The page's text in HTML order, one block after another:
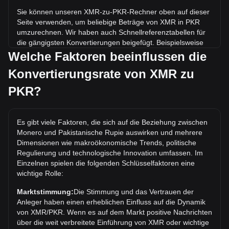
Sie können unseren XMR-zu-PKR-Rechner oben auf dieser
Seite verwenden, um beliebige Beträge von XMR in PKR
umzurechnen. Wir haben auch Schnellreferenztabellen für
die gängigsten Konvertierungen beigefügt. Beispielsweise
entsprechen 5 PKR 0.{4}4948 XMR, während 5 XMR etwa
505,294.03PKR kosten.
Was ist der höchste Kurs von XMR/PKR aller Zeiten?
Der bisherige Höchstkurs von 1 XMR in PKR liegt bei
Wie ist der Kurstrend von in PKR?
In den letzten 7 Tagen ist der Wechselkurs von Monero
(XMR) um 2.20% gestiegen. Im letzten Monat ist der
Wechselkurs von Monero (XMR) gegenüber Pakistanische
Welche Faktoren beeinflussen die
Konvertierungsrate von XMR zu
PKR?
Es gibt viele Faktoren, die sich auf die Beziehung zwischen
Monero und Pakistanische Rupie auswirken und mehrere
Dimensionen wie makroökonomische Trends, politische
Regulierung und technologische Innovation umfassen. Im
Einzelnen spielen die folgenden Schlüsselfaktoren eine
wichtige Rolle:
Marktstimmung:Die Stimmung und das Vertrauen der
Anleger haben einen erheblichen Einfluss auf die Dynamik
von XMR/PKR. Wenn es auf dem Markt positive Nachrichten
über die weit verbreitete Einführung von XMR oder wichtige